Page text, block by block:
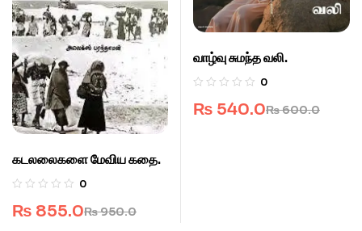
கடலலைகளை மேவிய கதை.
0
₨950.0
₨ 855.0
வாழ்வு சுமந்த வலி.
0
₨600.0
₨ 540.0